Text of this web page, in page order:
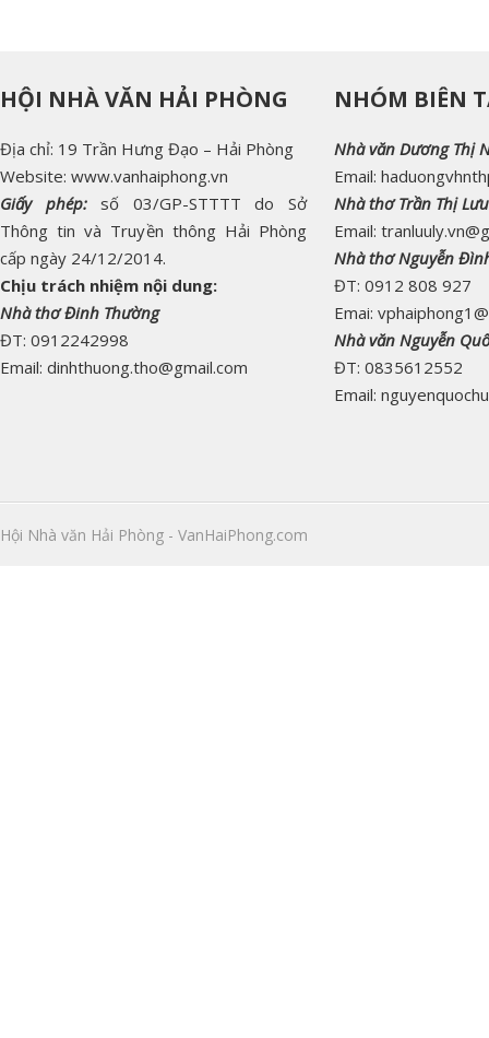
HỘI NHÀ VĂN HẢI PHÒNG
Địa chỉ: 19 Trần Hưng Đạo – Hải Phòng
Website: www.vanhaiphong.vn
Giấy phép:
số 03/GP-STTTT do Sở
Thông tin và Truyền thông Hải Phòng
cấp ngày 24/12/2014.
Chịu trách nhiệm nội dung:
Nhà thơ Đinh Thường
ĐT: 0912242998
Email: dinhthuong.tho@gmail.com
NHÓM BIÊN
Nhà văn Dương Thị
Email:
Nhà thơ Trần Thị
Email:
Nhà thơ Nguyễn
ĐT: 0912 808 927
Emai:
Nhà văn Nguyễn
ĐT: 0835612552
Email:
Hội Nhà văn Hải Phòng - VanHaiPhong.com